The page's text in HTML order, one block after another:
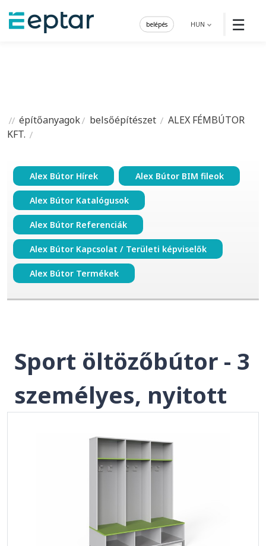
☰
HUN
belépés
építőanyagok belsőépítészet
ALEX FÉMBÚTOR
KFT.
Alex Bútor Hírek Alex Bútor BIM fileok
Alex Bútor Katalógusok
Alex Bútor Referenciák
Alex Bútor Kapcsolat / Területi képviselők
Alex Bútor Termékek
Sport öltözőbútor - 3
személyes, nyitott